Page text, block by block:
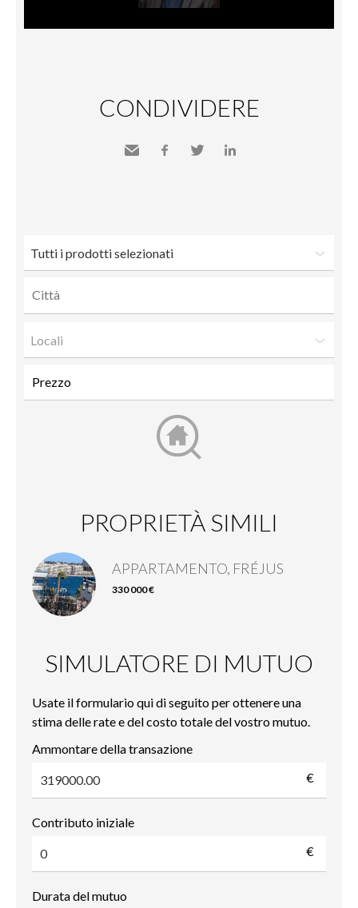
CONDIVIDERE
Tutti i prodotti selezionati
Locali
PROPRIETÀ SIMILI
APPARTAMENTO, FRÉJUS
330 000 €
SIMULATORE DI MUTUO
Usate il formulario qui di seguito per ottenere una
stima delle rate e del costo totale del vostro mutuo.
Ammontare della transazione
€
Contributo iniziale
€
Durata del mutuo